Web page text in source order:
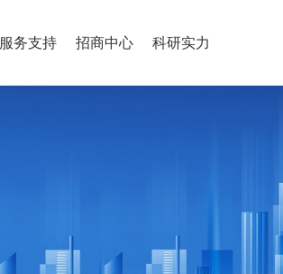
服务支持 招商中心 科研实力